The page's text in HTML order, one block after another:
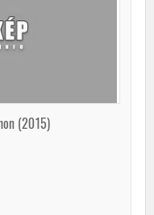
(2015)